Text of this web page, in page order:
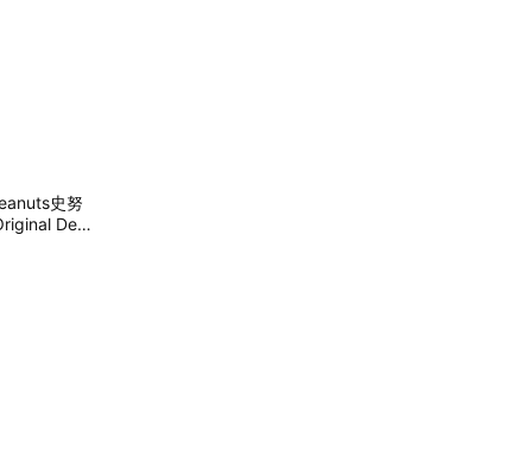
史努
Desi